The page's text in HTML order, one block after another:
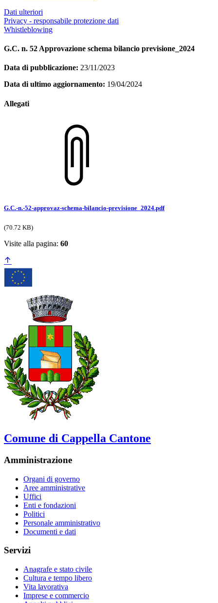
Dati ulteriori
Privacy - responsabile protezione dati
Whistleblowing
G.C. n. 52 Approvazione schema bilancio previsione_2024
Data di pubblicazione: 23/11/2023
Data di ultimo aggiornamento: 19/04/2024
Allegati
G.C.-n.-52-approvaz-schema-bilancio-previsione_2024.pdf
(70.72 KB)
Visite alla pagina: 60
Comune di Cappella Cantone
Amministrazione
Organi di governo
Aree amministrative
Uffici
Enti e fondazioni
Politici
Personale amministrativo
Documenti e dati
Servizi
Anagrafe e stato civile
Cultura e tempo libero
Vita lavorativa
Imprese e commercio